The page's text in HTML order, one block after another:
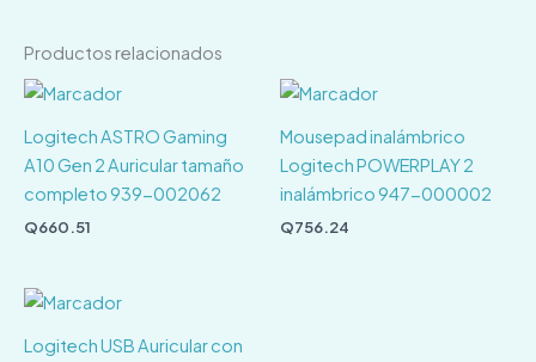
Productos relacionados
Logitech ASTRO Gaming
A10 Gen 2 Auricular tamaño
completo 939-002062
Q660.51
Mousepad inalámbrico
Logitech POWERPLAY 2
inalámbrico 947-000002
Q756.24
Logitech USB Auricular con